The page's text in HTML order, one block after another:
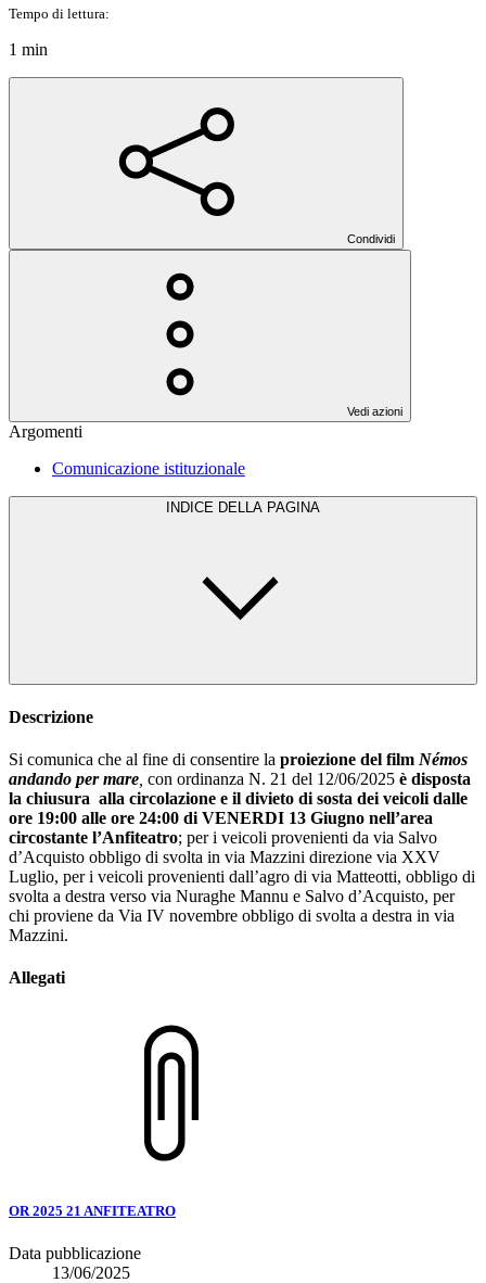
Tempo di lettura:
1 min
Condividi
Vedi azioni
Argomenti
Comunicazione istituzionale
INDICE DELLA PAGINA
Descrizione
Si comunica che al fine di consentire la proiezione del film Némos
andando per mare con ordinanza N. 21 del 12/06/2025 è disposta
la chiusura alla circolazione e il divieto di sosta dei veicoli dalle
ore 19:00 alle ore 24:00 di VENERDI 13 Giugno nell’area
circostante l’Anfiteatro; per i veicoli provenienti da via Salvo
d’Acquisto obbligo di svolta in via Mazzini direzione via XXV
Luglio, per i veicoli provenienti dall’agro di via Matteotti, obbligo di
svolta a destra verso via Nuraghe Mannu e Salvo d’Acquisto, per
chi proviene da Via IV novembre obbligo di svolta a destra in via
Mazzini.
Allegati
OR 2025 21 ANFITEATRO
Data pubblicazione
13/06/2025